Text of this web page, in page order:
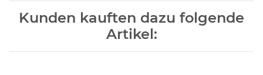
Kunden kauften dazu folgende
Artikel: